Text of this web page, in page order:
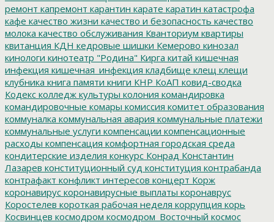
ремонт капремонт карантин карате каратин катастрофа
кафе качество жизни качество и безопасность качество
молока качество обслуживания Кванториум квартиры
квитанция КДН кедровые шишки Кемерово кинозал
кинологи кинотеатр "Родина" Кирга китай кишечная
инфекция кишечная_инфекция кладбище клещ клещи
клубника книга памяти книги КНР КоАП ковид-сводка
Кодекс колледж культуры колония командировка
командировочные комары комиссия комитет образования
коммуналка коммунальная авария коммунальные платежи
коммунальные услуги компенсации компенсационные
расходы компенсация комфортная городская среда
кондитерские изделия конкурс Конрад Константин
Лазарев конституционный суд конституция контрабанда
контрафакт конфликт интересов концерт Корж
коронавирус коронавирусные выплаты коронаврус
Коростелев короткая рабочая неделя коррупция корь
Косвинцев космодром космодром_Восточный космос